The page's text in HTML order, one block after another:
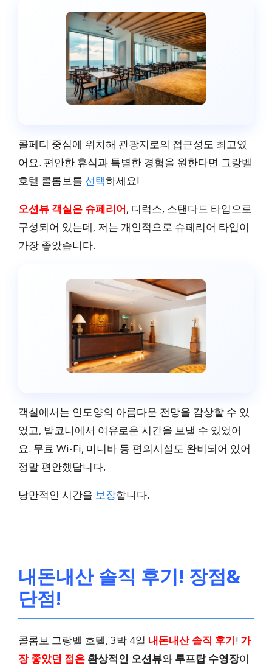
28m²
합리적인 가격, 아름다운
전망
콜페티 중심에 위치해 관광지로의 접근성도 최고였
어요. 편안한 휴식과 특별한 경험을 원한다면 그랑벨
호텔 콜롬보를 선택하세요!
오션뷰 객실은 슈페리어, 디럭스, 스탠다드 타입으로
구성되어 있는데, 저는 개인적으로 슈페리어 타입이
가장 좋았습니다.
객실에서는 인도양의 아름다운 전망을 감상할 수 있
었고, 발코니에서 여유로운 시간을 보낼 수 있었어
요. 무료 Wi-Fi, 미니바 등 편의시설도 완비되어 있어
정말 편안했답니다.
낭만적인 시간을 보장합니다.
내돈내산 솔직 후기! 장점&
단점!
콜롬보 그랑벨 호텔, 3박 4일 내돈내산 솔직 후기! 가
장 좋았던 점은 환상적인 오션뷰와 루프탑 수영장이